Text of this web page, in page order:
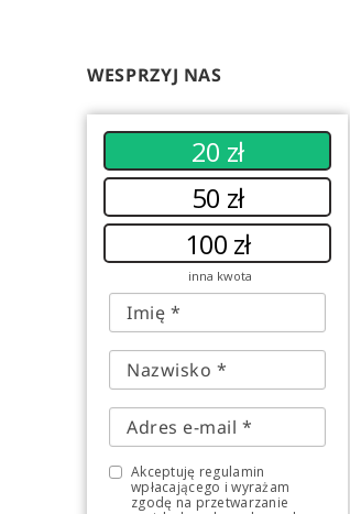
WESPRZYJ NAS
20 zł
50 zł
100 zł
inna kwota
Akceptuję regulamin
wpłacającego i wyrażam
zgodę na przetwarzanie